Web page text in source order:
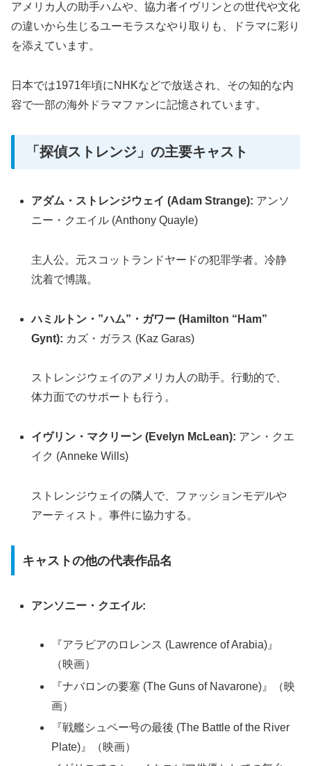
アメリカ人の助手ハムや、協力者イヴリンとの世代や文化
の違いから生じるユーモラスなやり取りも、ドラマに彩り
を添えています。
日本では1971年頃にNHKなどで放送され、その知的な内
容で一部の海外ドラマファンに記憶されています。
「探偵ストレンジ」の主要キャスト
アダム・ストレンジウェイ (Adam Strange): アンソ
ニー・クエイル (Anthony Quayle)
主人公。元スコットランドヤードの犯罪学者。冷静
沈着で博識。
ハミルトン・”ハム”・ガワー (Hamilton “Ham”
Gynt): カズ・ガラス (Kaz Garas)
ストレンジウェイのアメリカ人の助手。行動的で、
体力面でのサポートも行う。
イヴリン・マクリーン (Evelyn McLean): アン・クエ
イク (Anneke Wills)
ストレンジウェイの隣人で、ファッションモデルや
アーティスト。事件に協力する。
キャストの他の代表作品名
アンソニー・クエイル:
『アラビアのロレンス (Lawrence of Arabia)』
（映画）
『ナバロンの要塞 (The Guns of Navarone)』（映
画）
『戦艦シュペー号の最後 (The Battle of the River
Plate)』（映画）